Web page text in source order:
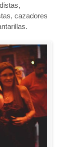
cazadores